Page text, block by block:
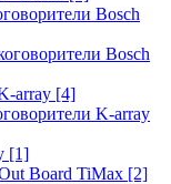
Bosch
Bosch
array [4]
K-array
[1]
Board TiMax [2]